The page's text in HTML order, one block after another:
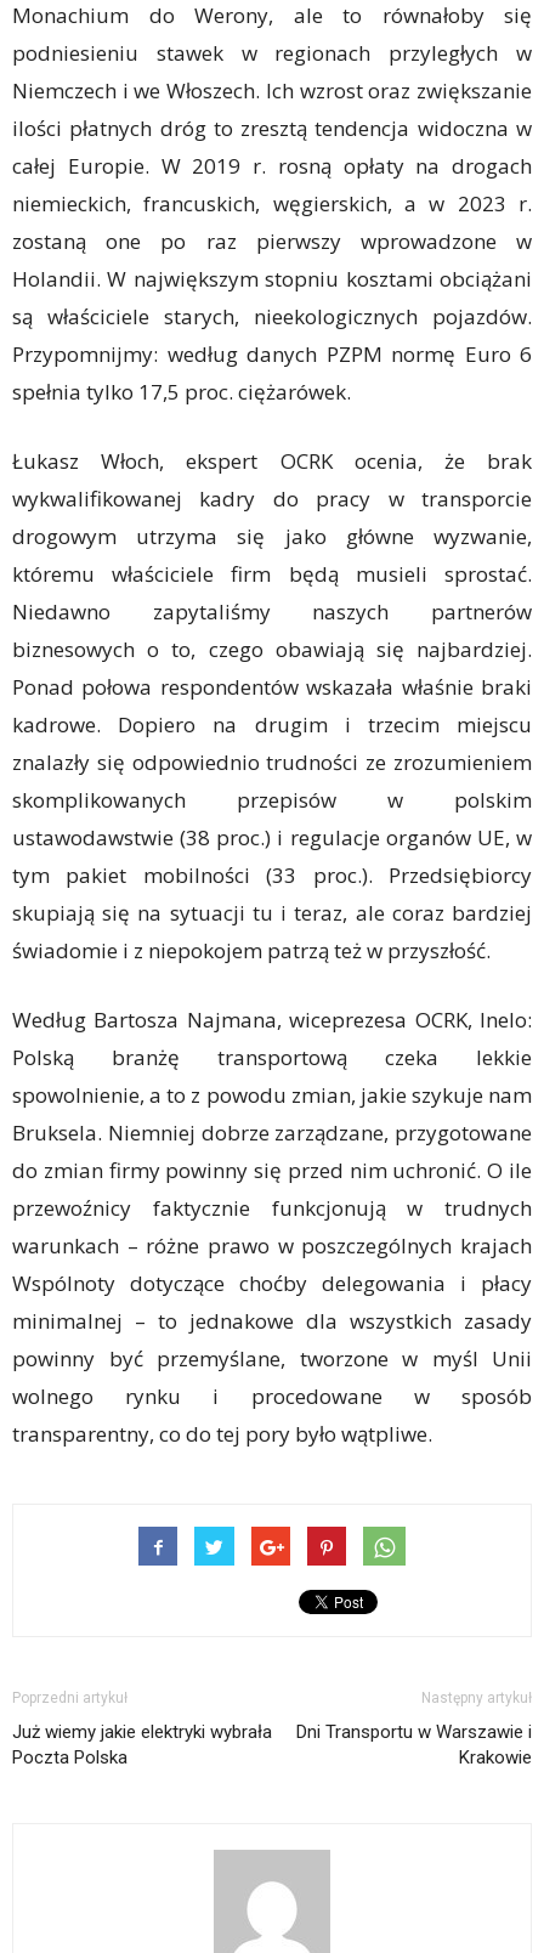
Monachium do Werony, ale to równałoby się
podniesieniu stawek w regionach przyległych w
Niemczech i we Włoszech. Ich wzrost oraz zwiększanie
ilości płatnych dróg to zresztą tendencja widoczna w
całej Europie. W 2019 r. rosną opłaty na drogach
niemieckich, francuskich, węgierskich, a w 2023 r.
zostaną one po raz pierwszy wprowadzone w
Holandii. W największym stopniu kosztami obciążani
są właściciele starych, nieekologicznych pojazdów.
Przypomnijmy: według danych PZPM normę Euro 6
spełnia tylko 17,5 proc. ciężarówek.
Łukasz Włoch, ekspert OCRK ocenia, że brak
wykwalifikowanej kadry do pracy w transporcie
drogowym utrzyma się jako główne wyzwanie,
któremu właściciele firm będą musieli sprostać.
Niedawno zapytaliśmy naszych partnerów
biznesowych o to, czego obawiają się najbardziej.
Ponad połowa respondentów wskazała właśnie braki
kadrowe. Dopiero na drugim i trzecim miejscu
znalazły się odpowiednio trudności ze zrozumieniem
skomplikowanych przepisów w polskim
ustawodawstwie (38 proc.) i regulacje organów UE, w
tym pakiet mobilności (33 proc.). Przedsiębiorcy
skupiają się na sytuacji tu i teraz, ale coraz bardziej
świadomie i z niepokojem patrzą też w przyszłość.
Według Bartosza Najmana, wiceprezesa OCRK, Inelo:
Polską branżę transportową czeka lekkie
spowolnienie, a to z powodu zmian, jakie szykuje nam
Bruksela. Niemniej dobrze zarządzane, przygotowane
do zmian firmy powinny się przed nim uchronić. O ile
przewoźnicy faktycznie funkcjonują w trudnych
warunkach – różne prawo w poszczególnych krajach
Wspólnoty dotyczące choćby delegowania i płacy
minimalnej – to jednakowe dla wszystkich zasady
powinny być przemyślane, tworzone w myśl Unii
wolnego rynku i procedowane w sposób
transparentny, co do tej pory było wątpliwe.
Poprzedni artykuł
Już wiemy jakie elektryki wybrała
Poczta Polska
Następny artykuł
Dni Transportu w Warszawie i
Krakowie